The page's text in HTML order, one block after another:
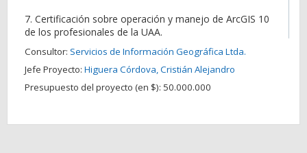
7. Certificación sobre operación y manejo de ArcGIS 10
de los profesionales de la UAA.
Consultor: Servicios de Información Geográfica Ltda.
Jefe Proyecto: Higuera Córdova, Cristián Alejandro
Presupuesto del proyecto (en $): 50.000.000